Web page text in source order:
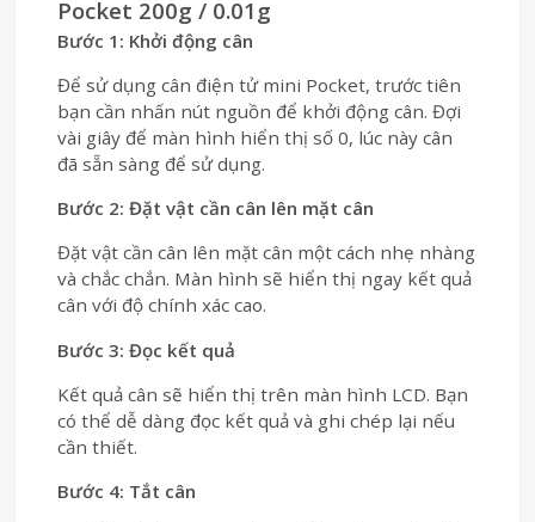
Pocket 200g / 0.01g
Bước 1: Khởi động cân
Để sử dụng cân điện tử mini Pocket, trước tiên
bạn cần nhấn nút nguồn để khởi động cân. Đợi
vài giây để màn hình hiển thị số 0, lúc này cân
đã sẵn sàng để sử dụng.
Bước 2: Đặt vật cần cân lên mặt cân
Đặt vật cần cân lên mặt cân một cách nhẹ nhàng
và chắc chắn. Màn hình sẽ hiển thị ngay kết quả
cân với độ chính xác cao.
Bước 3: Đọc kết quả
Kết quả cân sẽ hiển thị trên màn hình LCD. Bạn
có thể dễ dàng đọc kết quả và ghi chép lại nếu
cần thiết.
Bước 4: Tắt cân